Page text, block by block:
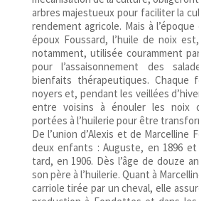
arbres majestueux pour faciliter la
rendement agricole. Mais à
époux Foussard, l’huile de noix
notamment, utilisée couramment
pour l’assaisonnement des
bienfaits thérapeutiques. Chaque
noyers et, pendant les veillées
entre voisins à énouler les noix
portées à l’huilerie pour être
De l’union d’Alexis et de Marcelline
deux enfants : Auguste, en 1896
tard, en 1906. Dès l’âge de douze
son père à l’huilerie. Quant à
carriole tirée par un cheval, elle